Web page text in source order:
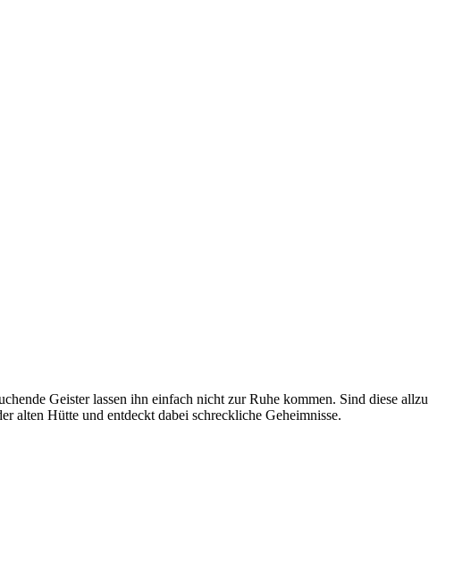
Geister lassen ihn einfach nicht zur Ruhe kommen. Sind diese allzu
alten Hütte und entdeckt dabei schreckliche Geheimnisse.